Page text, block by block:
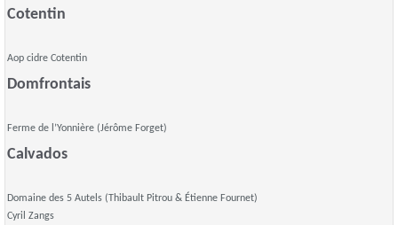
Cotentin
Aop cidre Cotentin
Domfrontais
Ferme de l’Yonnière (Jérôme Forget)
Calvados
Domaine des 5 Autels (Thibault Pitrou & Étienne Fournet)
Cyril Zangs